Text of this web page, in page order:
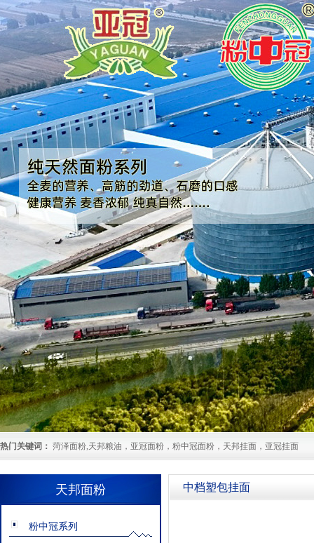
热门关键词： 菏泽面粉,天邦粮油，亚冠面粉，粉中冠面粉，天邦挂面，亚冠挂面
天邦面粉
粉中冠系列
中档塑包挂面